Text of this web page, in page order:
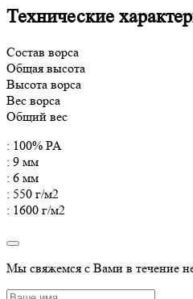
Технические
Состав ворса
Общая высота
Высота ворса
Вес ворса
Общий вес
: 100% PA
: 9 мм
: 6 мм
: 550 г/м2
: 1600 г/м2
Мы свяжемся с Вами в течение